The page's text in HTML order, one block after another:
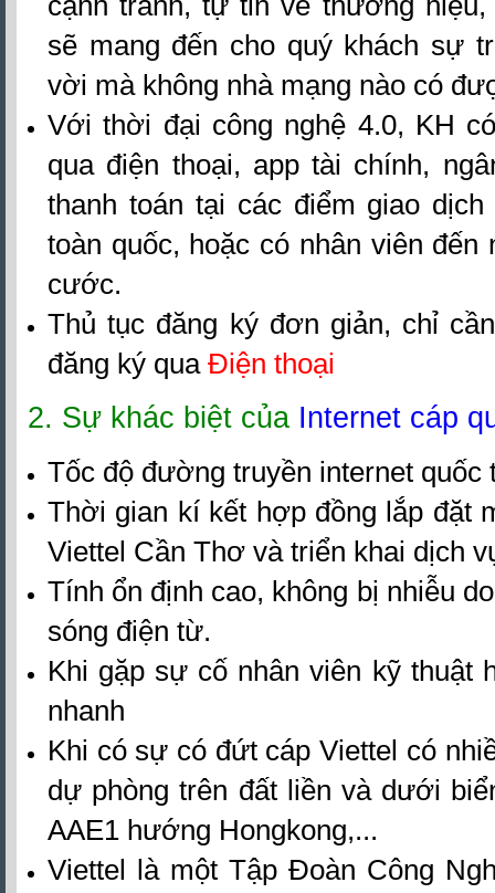
sẽ mang đến cho quý khách sự
vời mà không nhà mạng nào có
Với thời đại công nghệ 4.0, KH
qua điện thoại, app tài chính,
thanh toán tại các điểm giao
toàn quốc, hoặc có nhân viên đến
cước.
Thủ tục đăng ký đơn giản, chỉ
đăng ký qua Điện thoại
2. Sự khác biệt của Internet cáp
Tốc độ đường truyền internet quốc
Thời gian kí kết hợp đồng lắp đặt
Viettel Cần Thơ và triển khai dịch
Tính ổn định cao, không bị nhiễu
sóng điện từ.
Khi gặp sự cố nhân viên kỹ thuật
nhanh
Khi có sự có đứt cáp Viettel có
dự phòng trên đất liền và dưới
AAE1 hướng Hongkong,...
Viettel là một Tập Đoàn Công